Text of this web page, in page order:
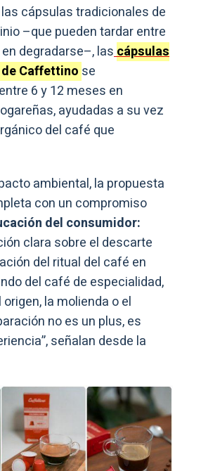
cápsulas tradicionales de
–que pueden tardar entre
degradarse–, lascápsulas
Caffettino se
6 y 12 meses en
ayudadas a su vez
del café que
ambiental, la propuesta
con un compromiso
del consumidor:
clara sobre el descarte
del ritual del café en
del café de especialidad,
la molienda o el
no es un plus, es
señalan desde la